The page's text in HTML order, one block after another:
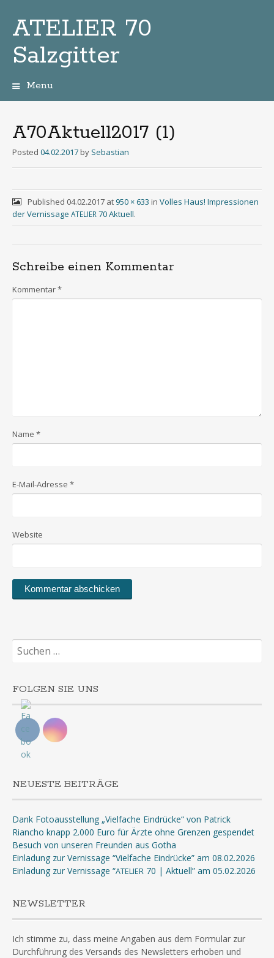
ATELIER 70
Salzgitter
Menu
A70Aktuell2017 (1)
Posted 04.02.2017 by Sebastian
Published 04.02.2017at950 × 633 in Volles Haus! Impressionen
der Vernissage ATELIER 70 Aktuell.
Schreibe einen Kommentar
Kommentar*
Name *
E-Mail-Adresse *
Website
Suchen
nach:
FOLGEN SIE UNS
NEUESTE BEITRÄGE
Dank Fotoausstellung „Vielfache Eindrücke“ von Patrick
Riancho knapp 2.000 Euro für Ärzte ohne Grenzen gespendet
Besuch von unseren Freunden aus Gotha
Einladung zur Vernissage “Vielfache Eindrücke” am 08.02.2026
Einladung zur Vernissage “ATELIER 70 | Aktuell” am 05.02.2026
NEWSLETTER
Ich stimme zu, dass meine Angaben aus dem Formular zur
Durchführung des Versands des Newsletters erhoben und